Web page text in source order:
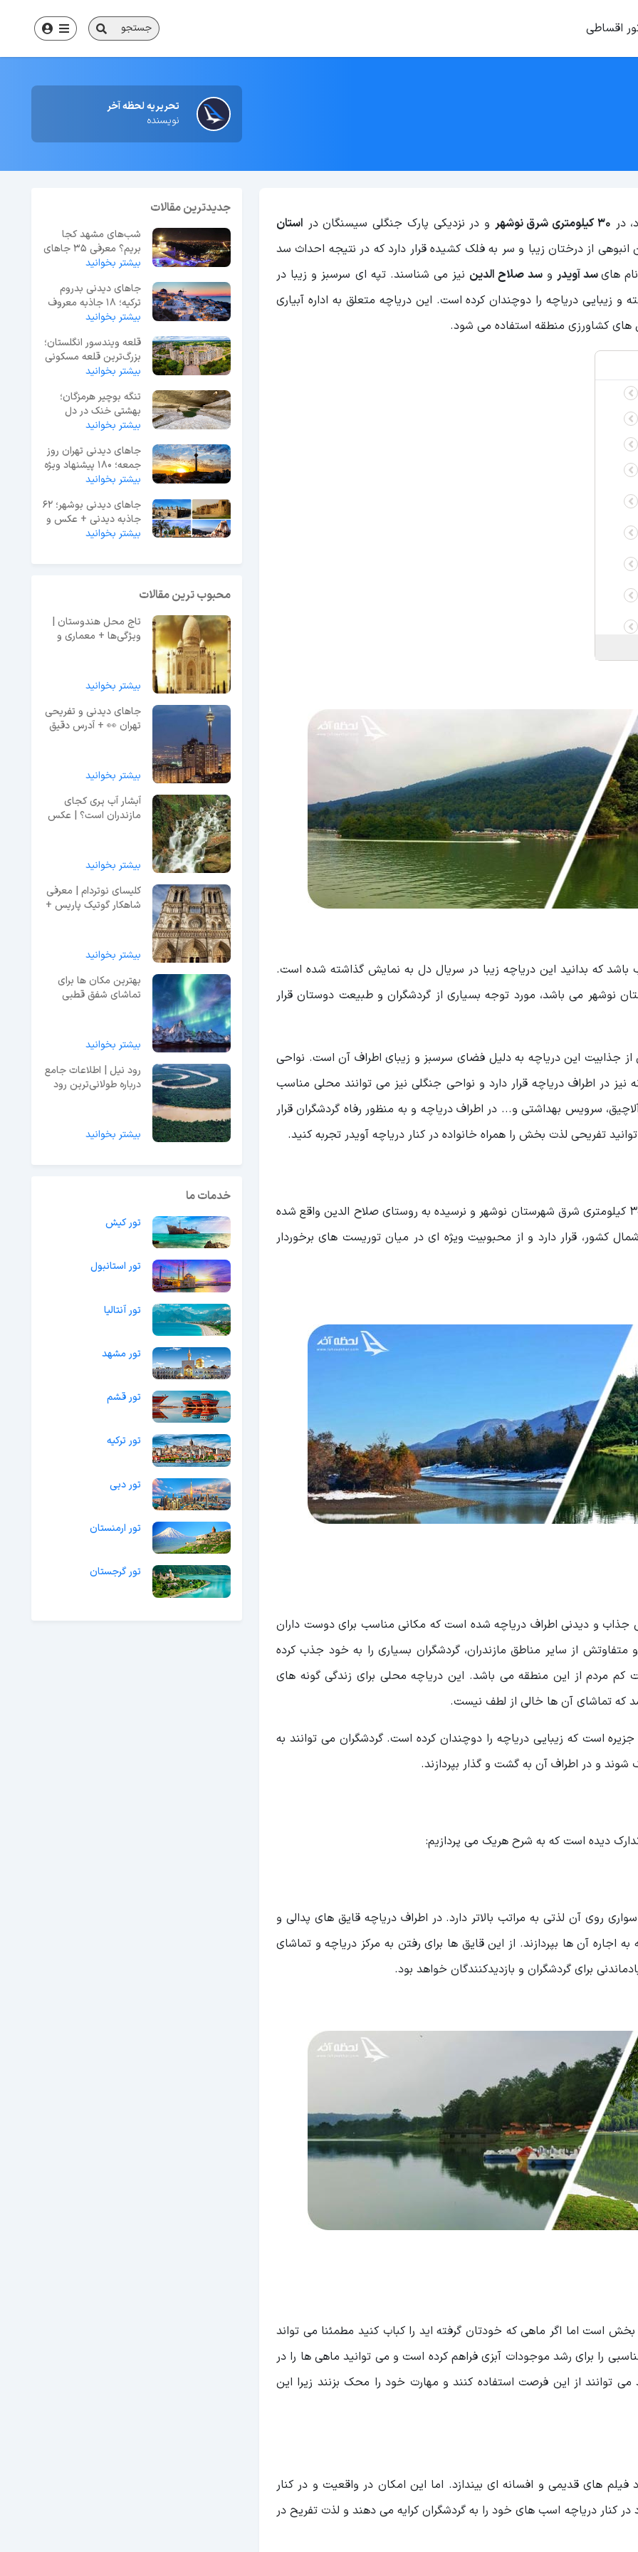
اقساطی جستجو
تحریریه لحظه آخر
نویسنده
در 30 کیلومتری شرق نوشهر و در نزدیکی پارک جنگلی سیسنگان در استان
از درختان زیبا و سر به فلک کشیده قرار دارد که در نتیجه احداث سد
هایسد آویدر وسد صلاح الدین نیز می شناسند. تپه ای سرسبز و زیبا در
و زیبایی دریاچه را دوچندان کرده است. این دریاچه متعلق به اداره آبیاری
های کشاورزی منطقه استفاده می شود.
باشد که بدانید این دریاچه زیبا در سریال دل به نمایش گذاشته شده است.
نوشهر می باشد، مورد توجه بسیاری از گردشگران و طبیعت دوستان قرار
از جذابیت این دریاچه به دلیل فضای سرسبز و زیبای اطراف آن است. نواحی
در اطراف دریاچه قرار دارد و نواحی جنگلی نیز می توانند محلی مناسب
سرویس بهداشتی و... در اطراف دریاچه و به منظور رفاه گردشگران قرار
تفریحی لذت بخش را همراه خانواده در کنار دریاچه آویدر تجربه کنید.
همانطور که گفته شد دریاچه زیبا و شگفت انگیز آویدر در 30 کیلومتری شرق شهرستان نوشهر و نرسیده به روستای صلاح الدین واقع شده
کشور، قرار دارد و از محبوبیت ویژه ای در میان توریست های برخوردار
جذاب و دیدنی اطراف دریاچه شده است که مکانی مناسب برای دوست داران
از سایر مناطق مازندران، گردشگران بسیاری را به خود جذب کرده
مردم از این منطقه می باشد. این دریاچه محلی برای زندگی گونه های
که تماشای آن ها خالی از لطف نیست.
است که زیبایی دریاچه را دوچندان کرده است. گردشگران می توانند به
شوند و در اطراف آن به گشت و گذار بپردازند.
دیده است که به شرح هریک می پردازیم:
روی آن لذتی به مراتب بالاتر دارد. در اطراف دریاچه قایق های پدالی و
اجاره آن ها بپردازند. از این قایق ها برای رفتن به مرکز دریاچه و تماشای
برای گردشگران و بازدیدکنندگان خواهد بود.
است اما اگر ماهی که خودتان گرفته اید را کباب کنید مطمئنا می تواند
را برای رشد موجودات آبزی فراهم کرده است و می توانید ماهی ها را در
توانند از این فرصت استفاده کنند و مهارت خود را محک بزنند زیرا این
های قدیمی و افسانه ای بیندازد. اما این امکان در واقعیت و در کنار
کنار دریاچه اسب های خود را به گردشگران کرایه می دهند و لذت تفریح در
جدیدترین مقالات
شب‌های مشهد کجا
بریم؟ معرفی 35 جاهای
دیدنی مشهد در شب
بیشتر بخوانید
جاهای دیدنی بدروم
ترکیه؛ 18 جاذبه معروف
+ عکس و آدرس
بیشتر بخوانید
قلعه ویندسور انگلستان؛
بزرگ‌ترین قلعه مسکونی
جهان
بیشتر بخوانید
تنگه بوچیر هرمزگان؛
بهشتی خنک در دل
گرمای جنوب ایران
بیشتر بخوانید
جاهای دیدنی تهران روز
جمعه؛ 180 پیشنهاد ویژه
آخر هفته
بیشتر بخوانید
جاهای دیدنی بوشهر؛ 62
جاذبه دیدنی + عکس و
آدرس
بیشتر بخوانید
محبوب ترین مقالات
تاج محل هندوستان |
ویژگی‌ها + معماری و
بیشتر بخوانید
جاهای دیدنی و تفریحی
تهران 👀 + آدرس دقیق
بیشتر بخوانید
آبشار آب پری کجای
مازندران است؟ | عکس
بیشتر بخوانید
کلیسای نوتردام | معرفی
شاهکار گوتیک پاریس +
بیشتر بخوانید
بهترین مکان ها برای
تماشای شفق قطبی
بیشتر بخوانید
رود نیل | اطلاعات جامع
درباره طولانی‌ترین رود
بیشتر بخوانید
خدمات ما
تور کیش
تور استانبول
تور آنتالیا
تور مشهد
تور قشم
تور ترکیه
تور دبی
تور ارمنستان
تور گرجستان